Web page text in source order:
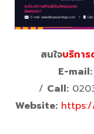
สนใจบริการ
E-mail:
/ Call:
Website: